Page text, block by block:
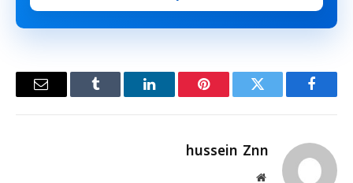
فيسبوك تويتر بينتيريستلينكدإن Tumblr
البريد
hussein Znn
موقع